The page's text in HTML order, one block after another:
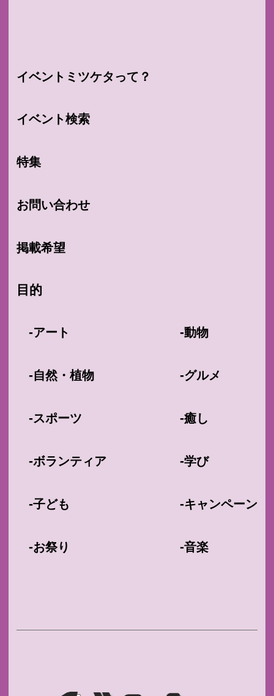
イベントミツケタって？
イベント検索
特集
お問い合わせ
掲載希望
目的
-アート
-自然・植物
-スポーツ
-ボランティア
-子ども
-お祭り
-動物
-グルメ
-癒し
-学び
-キャンペーン
-音楽